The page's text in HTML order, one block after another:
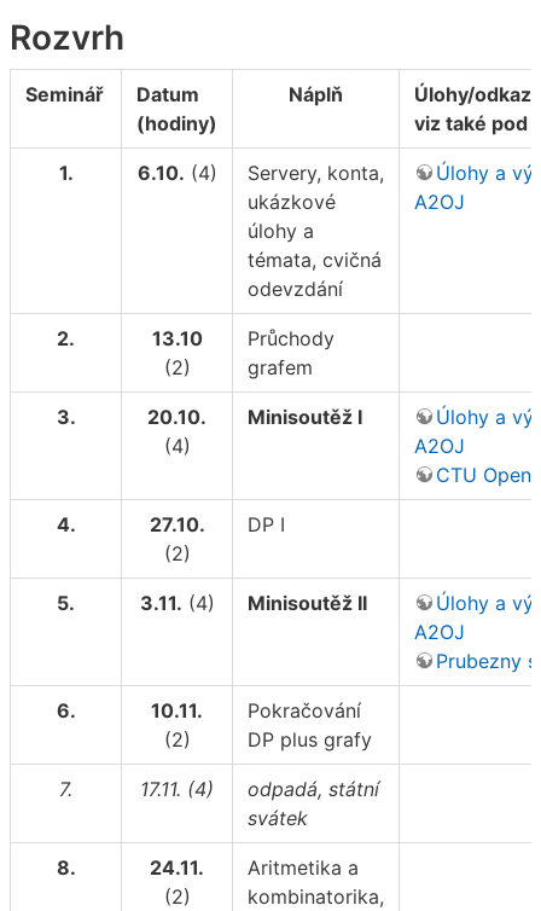
Rozvrh
Seminář
Datum
(hodiny)
Náplň
Úlohy/
viz také pod
1. 6.10. (4)
Servery, konta,
ukázkové
úlohy a
témata, cvičná
odevzdání
Úlohy a
A2OJ
2.
13.10
(2)
Průchody
grafem
3.
20.10.
(4)
Minisoutěž I
Úlohy a
A2OJ
CTU Open
4.
27.10.
(2)
DP I
5. 3.11. (4) Minisoutěž II
Úlohy a
A2OJ
Prubezny
6.
10.11.
(2)
Pokračování
DP plus grafy
7. 17.11. (4)
odpadá, státní
svátek
8.
24.11.
(2)
Aritmetika a
kombinatorika,